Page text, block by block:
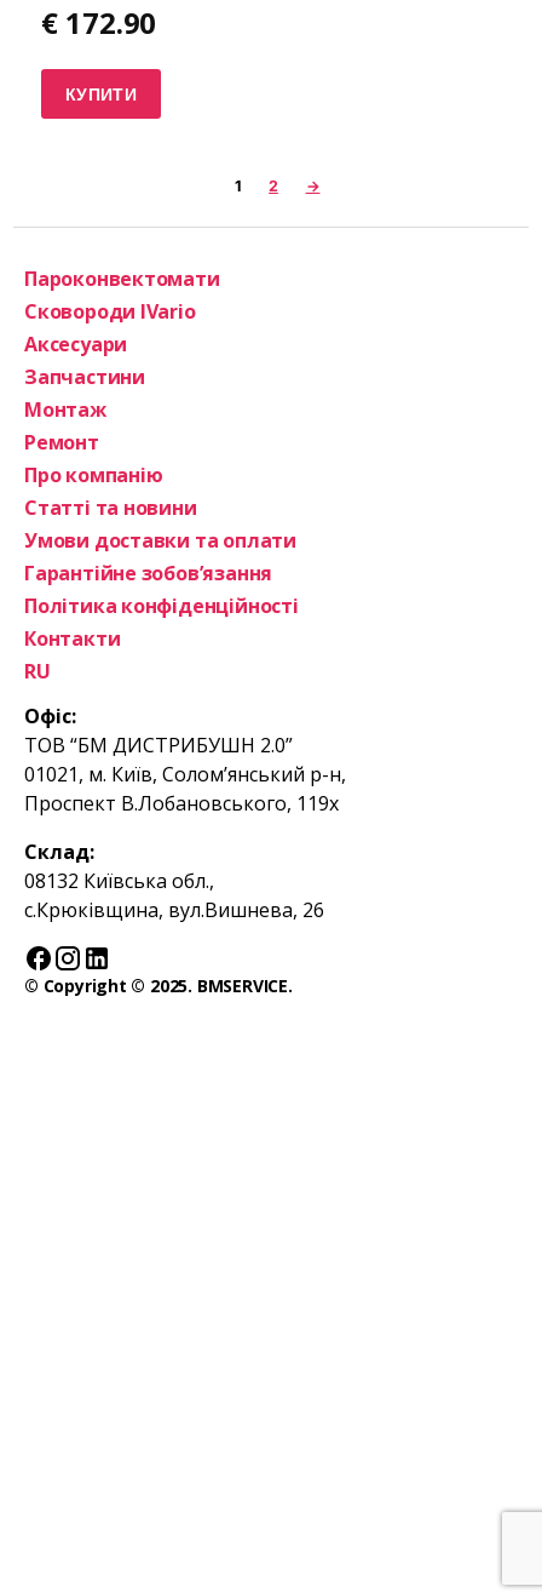
€ 172.90
КУПИТИ
1 2 →
Офіс:
ТОВ “БМ ДИСТРИБУШН 2.0”
01021, м. Київ, Солом’янський р-н,
Проспект В.Лобановського, 119х
Склад:
08132 Київська обл.,
с.Крюківщина, вул.Вишнева, 26
Пароконвектомати
Сковороди IVario
Аксесуари
Запчастини
Монтаж
Ремонт
Про компанію
Статті та новини
Умови доставки та оплати
Гарантійне зобов’язання
Політика конфіденційності
Контакти
RU
© Copyright © 2025. BMSERVICE.